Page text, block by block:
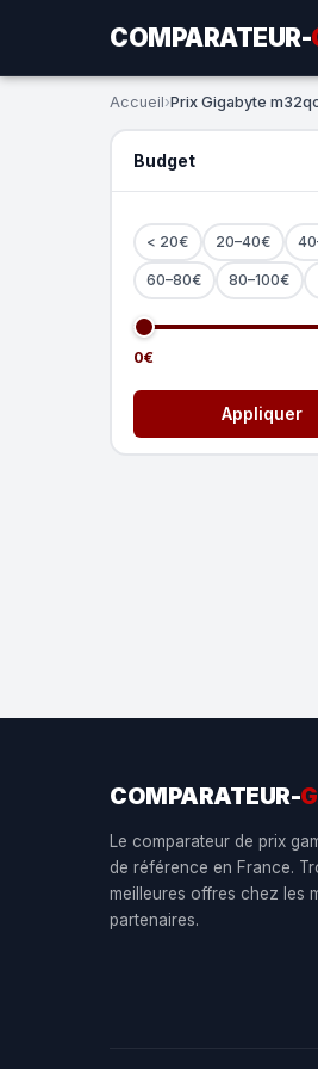
COMPARATEUR-
Accueil›Prix Gigabyte
Budget
< 20€ 20–40€
60–80€ 80–100€
0€
Appliquer
COMPARATEUR-
Le comparateur de prix
de référence en France.
meilleures offres chez les
partenaires.